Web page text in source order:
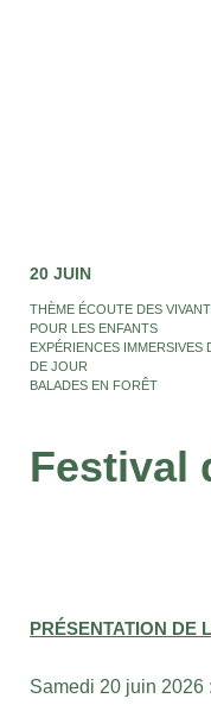
20 JUIN
THÈME ÉCOUTE DES
POUR LES ENFANTS
EXPÉRIENCES IMMERSIVES
DE JOUR
BALADES EN FORÊT
Festival
PRÉSENTATION DE
Samedi 20 juin 2026 :